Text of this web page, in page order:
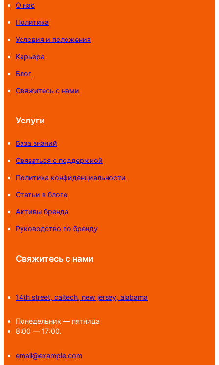
О нас
Политика
Условия и положения
Карьера
Блог
Свяжитесь с нами
Услуги
База знаний
Связаться с поддержкой
Политика конфиденциальности
Статьи в блоге
Активы бренда
Руководство по бренду
Свяжитесь с нами
14th street, caltech, new jersey, alabama
Понедельник — пятница
8:00 — 17:00.
email@example.com